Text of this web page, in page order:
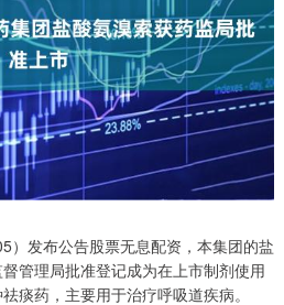
）发布公告股票无息配资，本集团的盐
管理局批准登记成为在上市制剂使用
痰药，主要用于治疗呼吸道疾病。